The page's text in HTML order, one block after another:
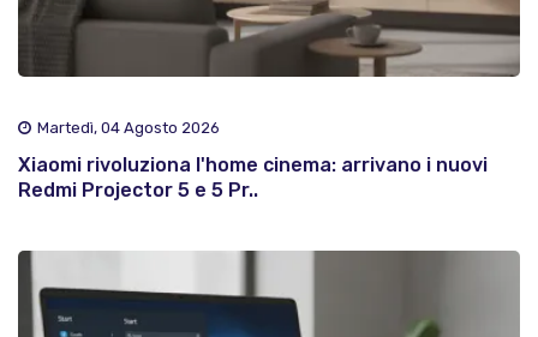
Martedì, 04 Agosto 2026
Xiaomi rivoluziona l'home cinema: arrivano i nuovi
Redmi Projector 5 e 5 Pr..